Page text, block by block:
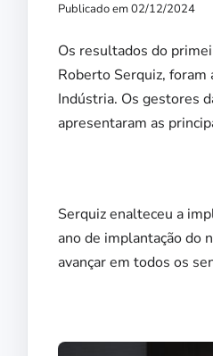
Publicado em 02/12/2024
Os resultados do
Roberto Serquiz, foram
Indústria. Os gestores
apresentaram as
Serquiz enalteceu a
ano de implantação do
avançar em todos os